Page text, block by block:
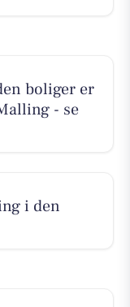
boliger er
- se
i den